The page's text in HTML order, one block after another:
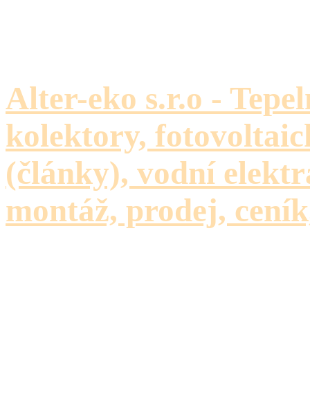
Alter-eko s.r.o -
kolektory,
(články), vodní
montáž, prodej,